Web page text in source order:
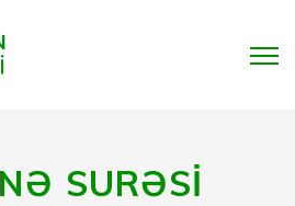
SURƏSİ